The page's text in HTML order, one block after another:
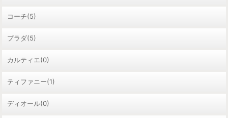
コーチ(5)
プラダ(5)
カルティエ(0)
ティファニー(1)
ディオール(0)